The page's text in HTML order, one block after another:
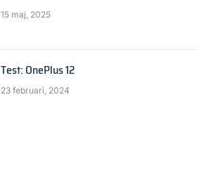
15 maj, 2025
Test: OnePlus 12
23 februari, 2024